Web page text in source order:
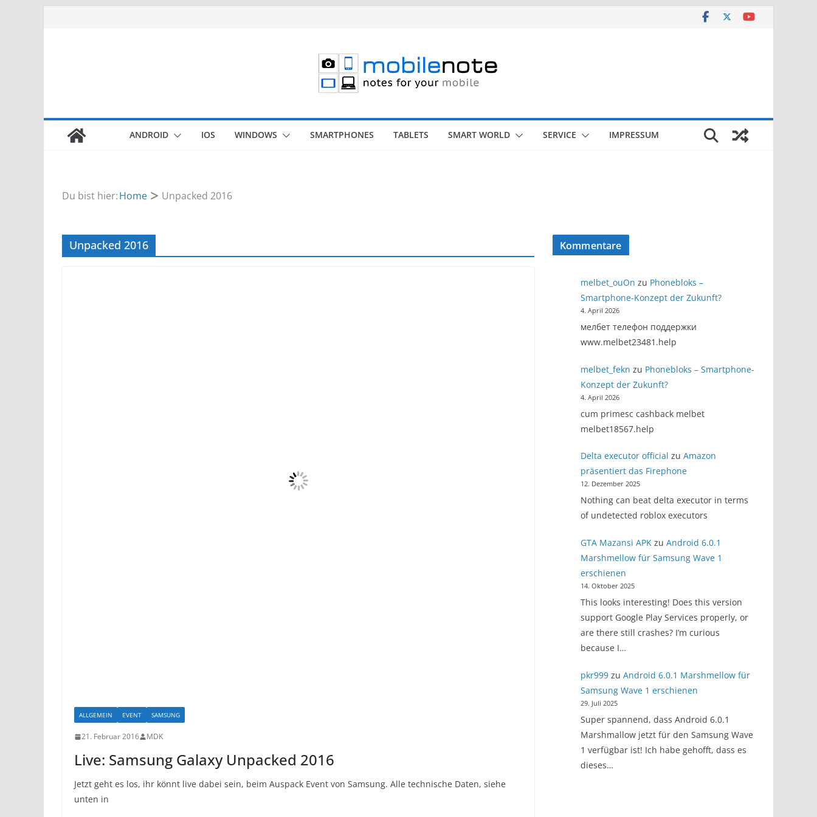
ANDROID IOS WINDOWS SMARTPHONES TABLETS SMART WORLD SERVICE IMPRESSUM
Du bist hier:Home Unpacked 2016
Unpacked 2016
ALLGEMEIN EVENT SAMSUNG
21. Februar 2016 MDK
Live: Samsung Galaxy Unpacked 2016
Jetzt geht es los, ihr könnt live dabei sein, beim Auspack Event von Samsung. Alle technische Daten, siehe
unten in
Kommentare
melbet_ouOn zu Phonebloks –
Smartphone-Konzept der Zukunft?
4. April 2026
мелбет телефон поддержки
www.melbet23481.help
melbet_fekn zu Phonebloks – Smartphone-
Konzept der Zukunft?
4. April 2026
cum primesc cashback melbet
melbet18567.help
Delta executor official zu Amazon
präsentiert das Firephone
12. Dezember 2025
Nothing can beat delta executor in terms
of undetected roblox executors
GTA Mazansi APKzu Android 6.0.1
Marshmellow für Samsung Wave 1
erschienen
14. Oktober 2025
This looks interesting! Does this version
support Google Play Services properly, or
are there still crashes? I’m curious
because I…
pkr999zu Android 6.0.1 Marshmellow für
Samsung Wave 1 erschienen
29. Juli 2025
Super spannend, dass Android 6.0.1
Marshmallow jetzt für den Samsung Wave
1 verfügbar ist! Ich habe gehofft, dass es
dieses…